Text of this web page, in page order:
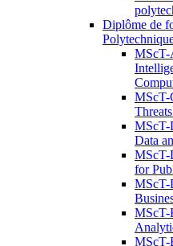
Diplôme de
MScT-
MScT-
Data
MScT-
for
MScT-
MScT-
MScT-